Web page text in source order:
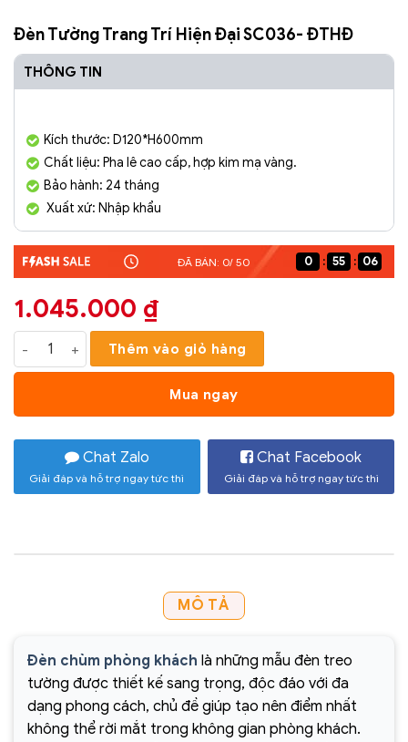
Đèn Tường Trang Trí Hiện Đại SC036- ĐTHĐ
THÔNG TIN
Kích thước: D120*H600mm
Chất liệu: Pha lê cao cấp, hợp kim mạ vàng.
Bảo hành: 24 tháng
Xuất xứ: Nhập khẩu
ĐÃ BÁN: 0/ 50 0 55 05
1.045.000 ₫
Đèn Tường Trang Trí Hiện Đại SC036- ĐTHĐ số lượng
Thêm vào giỏ hàng
Mua ngay
Chat Zalo
Giải đáp và hỗ trợ ngay tức thì
Chat Facebook
Giải đáp và hỗ trợ ngay tức thì
MÔ TẢ
Đèn chùm phòng khách là những mẫu đèn treo
tường được thiết kế sang trọng, độc đáo với đa
dạng phong cách, chủ đề giúp tạo nên điểm nhất
không thể rời mắt trong không gian phòng khách.